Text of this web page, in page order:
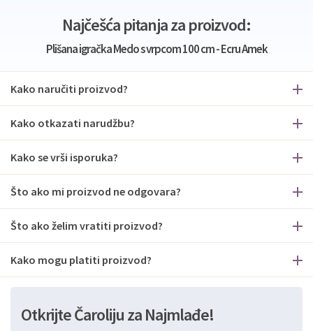
Najčešća pitanja za proizvod:
Plišana igračka Medo s vrpcom 100 cm - Ecru Amek
Kako naručiti proizvod?
Kako otkazati narudžbu?
Kako se vrši isporuka?
Što ako mi proizvod ne odgovara?
Što ako želim vratiti proizvod?
Kako mogu platiti proizvod?
Otkrijte Čaroliju za Najmlađe!